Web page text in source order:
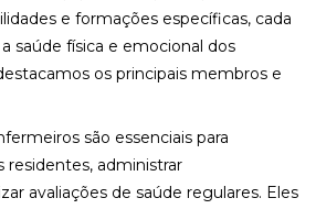
e formações específicas, cada
saúde física e emocional dos
os principais membros e
são essenciais para
residentes, administrar
avaliações de saúde regulares. Eles